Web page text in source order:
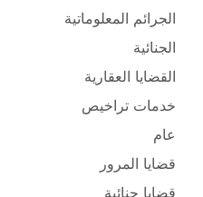
الجرائم المعلوماتية
الجنائية
القضايا العقارية
خدمات تراخيص
عام
قضايا المرور
قضايا جنائية